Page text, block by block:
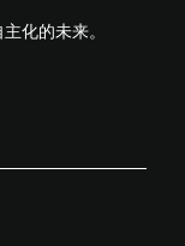
化的未来。